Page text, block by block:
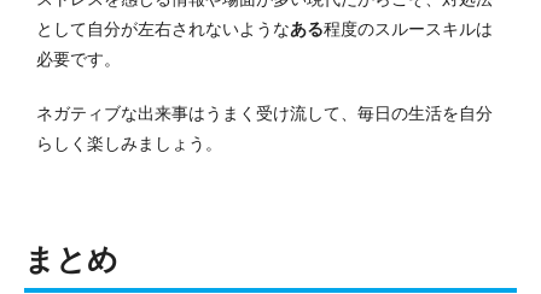
として自分が左右されないようなある程度のスルースキルは
必要です。
ネガティブな出来事はうまく受け流して、毎日の生活を自分
らしく楽しみましょう。
まとめ